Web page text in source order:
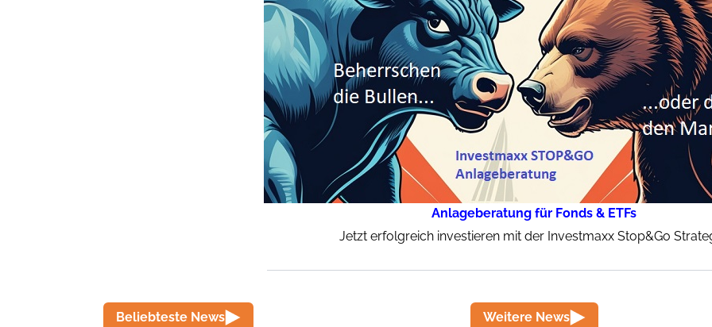
Anlageberatung für Fonds & ETFs
Jetzt erfolgreich investieren mit der Investmaxx Stop&Go
Beliebteste News Weitere News